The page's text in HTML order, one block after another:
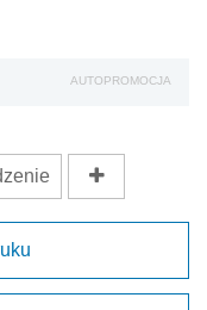
AUTOPROMOCJA